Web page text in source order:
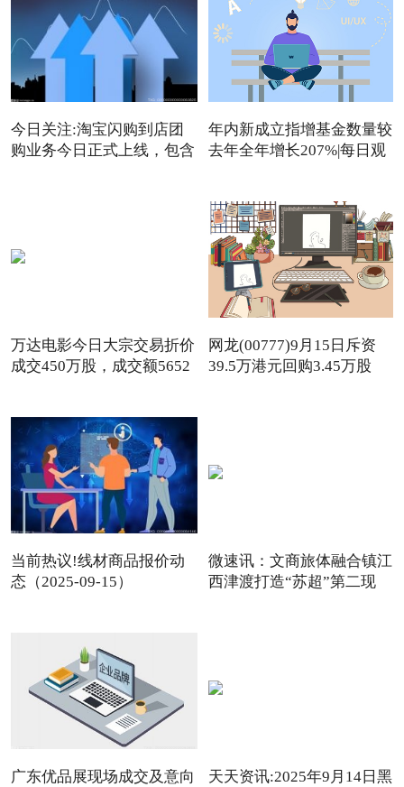
今日关注:淘宝闪购到店团
购业务今日正式上线，包含
年内新成立指增基金数量较
去年全年增长207%|每日观
万达电影今日大宗交易折价
成交450万股，成交额5652
网龙(00777)9月15日斥资
39.5万港元回购3.45万股
当前热议!线材商品报价动
态（2025-09-15）
微速讯：文商旅体融合镇江
西津渡打造“苏超”第二现
广东优品展现场成交及意向
天天资讯:2025年9月14日黑